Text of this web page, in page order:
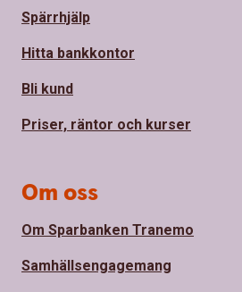
Spärrhjälp
Hitta bankkontor
Bli kund
Priser, räntor och kurser
Om oss
Om Sparbanken Tranemo
Samhällsengagemang